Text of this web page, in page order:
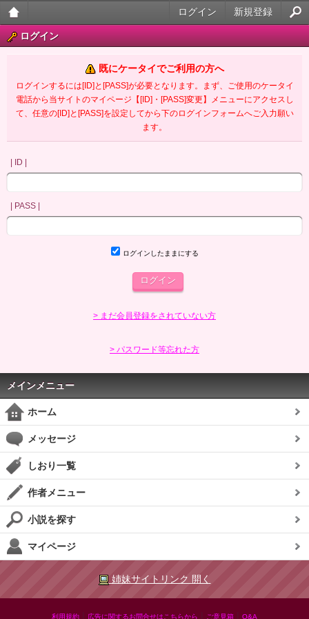
大人
ータ
イ官
新規登録
ログイン
ログイン
既にケータイでご利用の方へ
ログインするには[ID]と[PASS]が必要となります。まず、ご使用のケータイ
電話から当サイトのマイページ【[ID]・[PASS]変更】メニューにアクセスし
て、任意の[ID]と[PASS]を設定してから下のログインフォームへご入力願い
ます。
| ID |
| PASS |
ログインしたままにする
> まだ会員登録をされていない方
> パスワード等忘れた方
メインメニュー
ホーム
メッセージ
しおり一覧
作者メニュー
小説を探す
マイページ
姉妹サイトリンク 開く
利用規約 広告に関するお問合せはこちらから ご意見箱 Q&A